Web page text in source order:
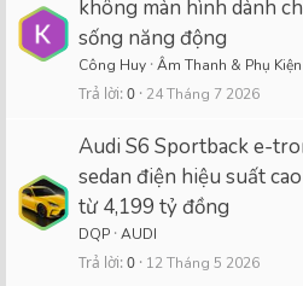
không màn hình dành
sống năng động
Công Huy Âm Thanh & Phụ Kiện
Trả lời 0 24 Tháng 7 2026
Audi S6 Sportback e-
sedan điện hiệu suất
từ 4,199 tỷ đồng
DQP AUDI
Trả lời 0 12 Tháng 5 2026